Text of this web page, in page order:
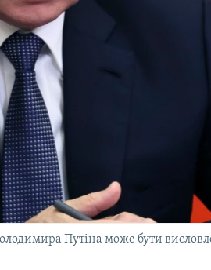
Путіна може бути